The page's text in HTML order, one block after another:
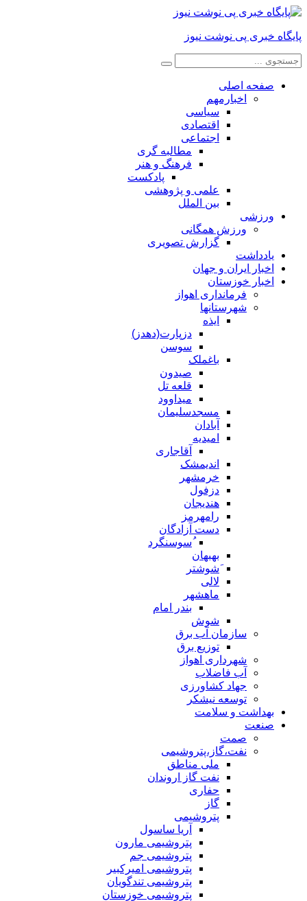
پایگاه خبری پی نوشت نیوز
صفحه اصلی
اخبارمهم
سیاسی
اقتصادی
اجتماعی
مطالبه گری
فرهنگ و هنر
پادکست
علمی و پژوهشی
بین الملل
ورزشی
ورزش همگانی
گزارش تصویری
یادداشت
اخبار ایران و جهان
اخبار خوزستان
فرمانداری اهواز
شهرستانها
ایذه
دزپارت(دهدز)
سوسن
باغملک
صیدون
قلعه تل
میداوود
مسجدسلیمان
آبادان
امیدیه
آقاجاری
اندیمشک
خرمشهر
دزفول
هندیجان
رامهرمز
دست آزادگان
ُسوسنگرد
بهبهان
َشوشتر
لالی
ماهشهر
بندر امام
شوش
سازمان آب برق
توزیع برق
شهرداری اهواز
آب فاضلاب
جهاد کشاورزی
توسعه نیشکر
بهداشت و سلامت
صنعت
صمت
نفت،گاز،پتروشیمی
ملی مناطق
نفت گاز اروندان
حفاری
گاز
پتروشیمی
آریا ساسول
پتروشیمی مارون
پتروشیمی جم
پتروشیمی امیرکبیر
پتروشیمی تندگویان
پتروشیمی خوزستان